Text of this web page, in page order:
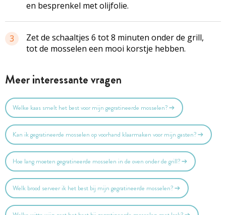
en besprenkel met olijfolie.
3
Zet de schaaltjes 6 tot 8 minuten onder de grill,
tot de mosselen een mooi korstje hebben.
Meer interessante vragen
Welke kaas smelt het best voor mijn gegratineerde mosselen?
Kan ik gegratineerde mosselen op voorhand klaarmaken voor mijn gasten?
Hoe lang moeten gegratineerde mosselen in de oven onder de grill?
Welk brood serveer ik het best bij mijn gegratineerde mosselen?